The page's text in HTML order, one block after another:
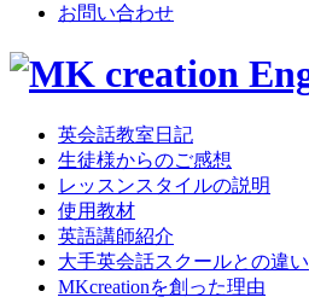
お問い合わせ
英会話教室日記
生徒様からのご感想
レッスンスタイルの説明
使用教材
英語講師紹介
大手英会話スクールとの違い
MKcreationを創った理由